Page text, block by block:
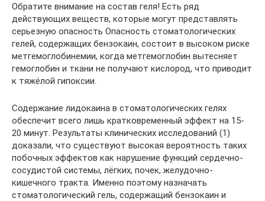
Обратите внимание на состав геля! Есть ряд
действующих веществ, которые могут представлять
серьезную опасность Опасность стоматологических
гелей, содержащих бензокаин, состоит в высоком риске
метгемоглобинемии, когда метгемоглобин вытесняет
гемоглобин и ткани не получают кислород, что приводит
к тяжёлой гипоксии.
Содержание лидокаина в стоматологических гелях
обеспечит всего лишь кратковременный эффект на 15-
20 минут. Результаты клинических исследований (1)
доказали, что существуют высокая вероятность таких
побочных эффектов как нарушение функций сердечно-
сосудистой системы, лёгких, почек, желудочно-
кишечного тракта. Именно поэтому назначать
стоматологический гель, содержащий бензокаин и